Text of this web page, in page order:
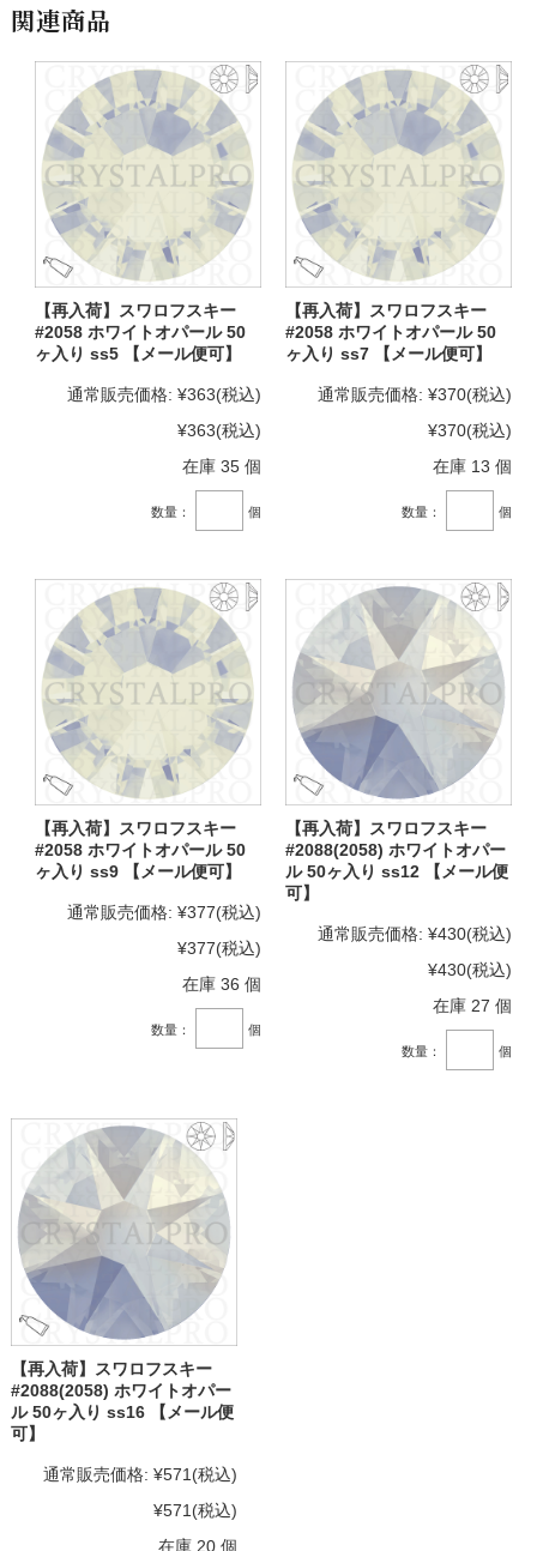
関連商品
【再入荷】スワロフスキー
#2058 ホワイトオパール 50
ヶ入り ss5 【メール便可】
通常販売価格: ¥363(税込)
¥363(税込)
在庫 35 個
数量： 個
【再入荷】スワロフスキー
#2058 ホワイトオパール 50
ヶ入り ss7 【メール便可】
通常販売価格: ¥370(税込)
¥370(税込)
在庫 13 個
数量： 個
【再入荷】スワロフスキー
#2058 ホワイトオパール 50
ヶ入り ss9 【メール便可】
通常販売価格: ¥377(税込)
¥377(税込)
在庫 36 個
数量： 個
【再入荷】スワロフスキー
#2088(2058) ホワイトオパー
ル 50ヶ入り ss12 【メール便
可】
通常販売価格: ¥430(税込)
¥430(税込)
在庫 27 個
数量： 個
【再入荷】スワロフスキー
#2088(2058) ホワイトオパー
ル 50ヶ入り ss16 【メール便
可】
通常販売価格: ¥571 (税込)
¥571 (税込)
在庫 20 個